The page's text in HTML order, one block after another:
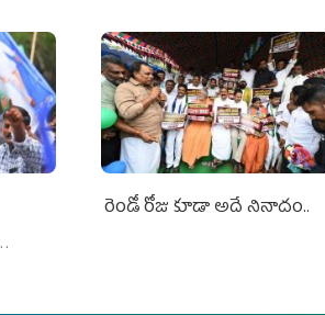
రెండో రోజు కూడా అదే నినాదం..